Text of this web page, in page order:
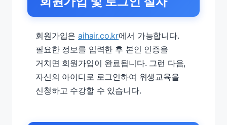
회원가입은aihair.co.kr에서 가능합니다.
필요한 정보를 입력한 후 본인 인증을
거치면 회원가입이 완료됩니다. 그런 다음,
자신의 아이디로 로그인하여 위생교육을
신청하고 수강할 수 있습니다.